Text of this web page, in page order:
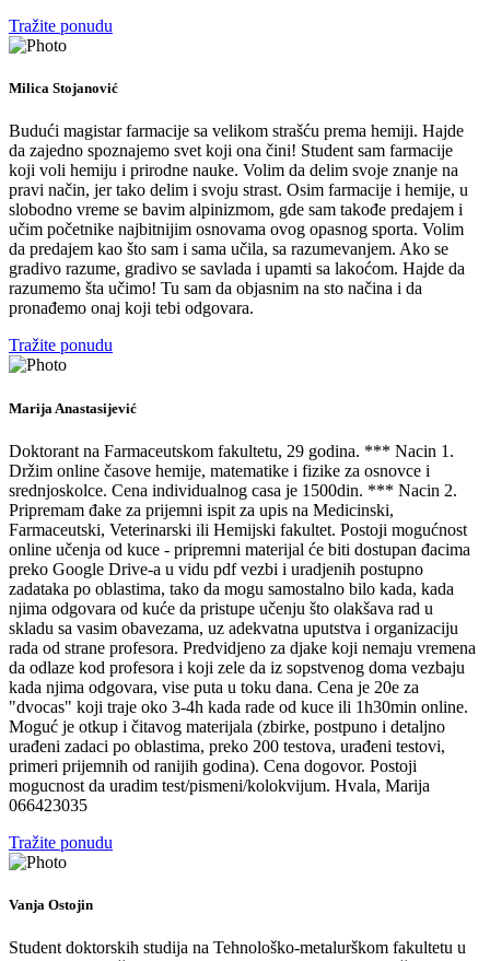
Tražite ponudu
Milica Stojanović
Budući magistar farmacije sa velikom strašću prema hemiji. Hajde
da zajedno spoznajemo svet koji ona čini! Student sam farmacije
koji voli hemiju i prirodne nauke. Volim da delim svoje znanje na
pravi način, jer tako delim i svoju strast. Osim farmacije i hemije, u
slobodno vreme se bavim alpinizmom, gde sam takođe predajem i
učim početnike najbitnijim osnovama ovog opasnog sporta. Volim
da predajem kao što sam i sama učila, sa razumevanjem. Ako se
gradivo razume, gradivo se savlada i upamti sa lakoćom. Hajde da
razumemo šta učimo! Tu sam da objasnim na sto načina i da
pronađemo onaj koji tebi odgovara.
Tražite ponudu
Marija Anastasijević
Doktorant na Farmaceutskom fakultetu, 29 godina. *** Nacin 1.
Držim online časove hemije, matematike i fizike za osnovce i
srednjoskolce. Cena individualnog casa je 1500din. *** Nacin 2.
Pripremam đake za prijemni ispit za upis na Medicinski,
Farmaceutski, Veterinarski ili Hemijski fakultet. Postoji mogućnost
online učenja od kuce - pripremni materijal će biti dostupan đacima
preko Google Drive-a u vidu pdf vezbi i uradjenih postupno
zadataka po oblastima, tako da mogu samostalno bilo kada, kada
njima odgovara od kuće da pristupe učenju što olakšava rad u
skladu sa vasim obavezama, uz adekvatna uputstva i organizaciju
rada od strane profesora. Predvidjeno za djake koji nemaju vremena
da odlaze kod profesora i koji zele da iz sopstvenog doma vezbaju
kada njima odgovara, vise puta u toku dana. Cena je 20e za
"dvocas" koji traje oko 3-4h kada rade od kuce ili 1h30min online.
Moguć je otkup i čitavog materijala (zbirke, postpuno i detaljno
urađeni zadaci po oblastima, preko 200 testova, urađeni testovi,
primeri prijemnih od ranijih godina). Cena dogovor. Postoji
mogucnost da uradim test/pismeni/kolokvijum. Hvala, Marija
066423035
Tražite ponudu
Vanja Ostojin
Student doktorskih studija na Tehnološko-metalurškom fakultetu u